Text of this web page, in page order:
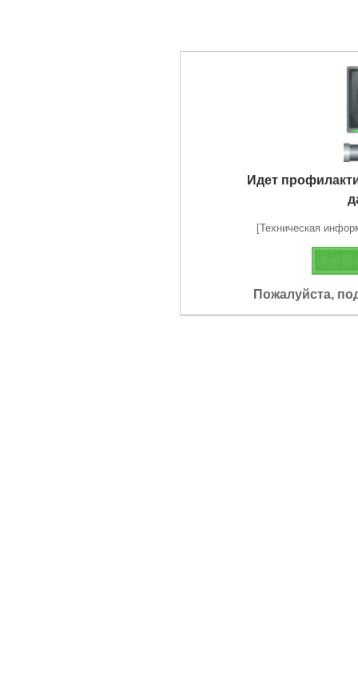
Идет
[Техническая
Пожалуйста,